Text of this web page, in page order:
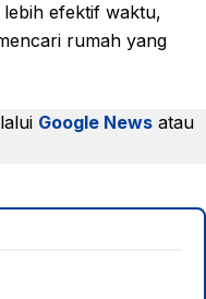
lebih efektif waktu,
rumah yang
Google News atau